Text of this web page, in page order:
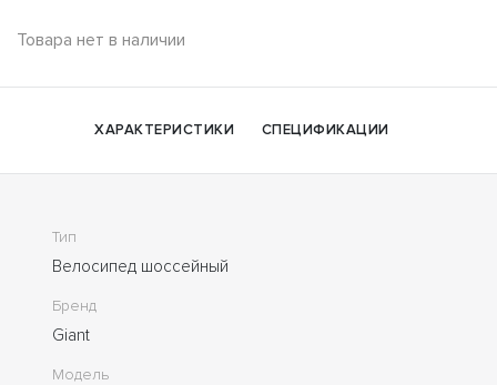
Товара нет в наличии
ХАРАКТЕРИСТИКИ СПЕЦИФИКАЦИИ
Тип
Велосипед шоссейный
Бренд
Giant
Модель